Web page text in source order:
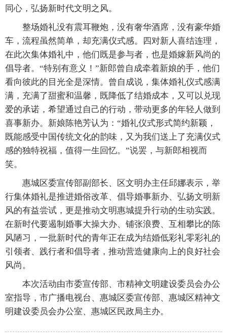
同心，弘扬新时代文明之风。
整场婚礼没有震耳鞭炮，没有奢华酒席，没有豪华婚
车，流程虽然简单，却充满仪式感。四对新人喜结连理，
在此次集体婚礼中，他们既是参与者，也是婚嫁新风尚的
倡导者。“特别有意义！”新郎曾自成牵着新娘的手，他们
看向彼此的目光全是深情。曾自成说，集体婚礼仪式感满
满，充满了甜蜜和温馨，既降低了结婚成本，又可以兑现
爱的承诺，希望通过自己的行动，带动更多的年轻人做到
喜事新办。新娘陈艳芳认为：“婚礼仪式形式简约新颖，
既能感受中国传统文化的韵味，又为我们送上了充满仪式
感的独特祝福，值得一生回忆。”说罢，与新郎相视而
笑。
惠城区委宣传部副部长、区文明办主任邱娜表示，举
行集体婚礼是推进婚俗改革、倡导婚事新办、弘扬文明新
风的有益尝试，更是推动文明惠城提升行动的生动实践。
在新时代要遏制婚事大操大办、铺张浪费、互相攀比的陈
风陋习，一批新时代的青年正在成为结婚低彩礼零彩礼的
引领者、践行者和倡导者，推动营造健康向上的良好社会
风尚。
本次活动由市委宣传部、市精神文明建设委员会办公
室指导，市广播电视台、惠城区委宣传部、惠城区精神文
明建设委员会办公室、惠城区民政局主办。